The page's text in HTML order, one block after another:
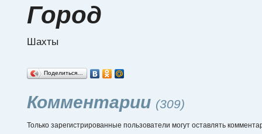
Город
Шахты
Поделиться…
Комментарии (309)
Только зарегистрированные пользователи могут оставлять